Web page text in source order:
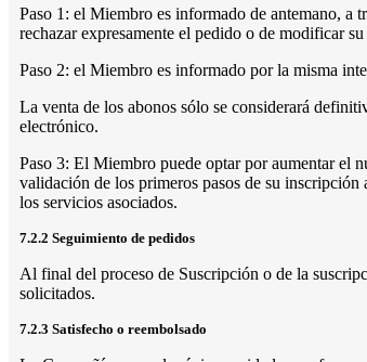
Paso 1: el Miembro es informado de antemano, a
rechazar expresamente el pedido o de modificar
Paso 2: el Miembro es informado por la misma
La venta de los abonos sólo se considerará
electrónico.
Paso 3: El Miembro puede optar por aumentar el
validación de los primeros pasos de su
los servicios asociados.
7.2.2 Seguimiento de pedidos
Al final del proceso de Suscripción o de la
solicitados.
7.2.3 Satisfecho o reembolsado